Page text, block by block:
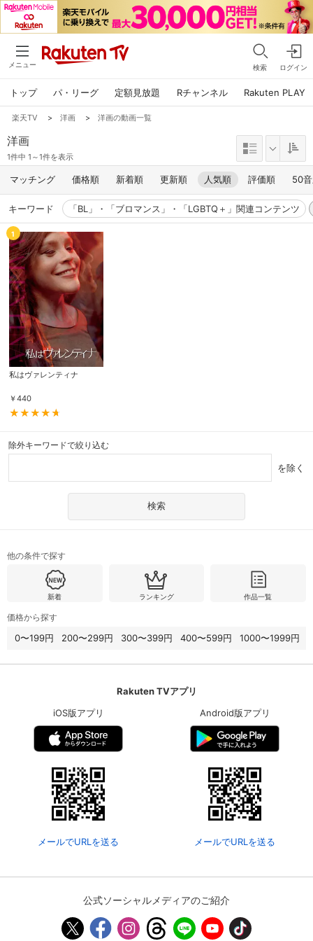
メニュー 検索 ログイン
トップ パ・リーグ 定額見放題 Rチャンネル Rakuten PLAY
楽天TV > 洋画 > 洋画の動画一覧
洋画
1件中 1～1件を表示
マッチング 価格順 新着順 更新順 人気順 評価順 50
キーワード 「BL」・「ブロマンス」・「LGBTQ＋」関連コンテンツ
1
私はヴァレンティナ
￥440
除外キーワードで絞り込む
を除く
他の条件で探す
新着 ランキング 作品一覧
価格から探す
0〜199円 200〜299円 300〜399円 400〜599円 1000〜1999円
Rakuten TVアプリ
iOS版アプリ
メールでURLを送る
Android版アプリ
メールでURLを送る
公式ソーシャルメディアのご紹介